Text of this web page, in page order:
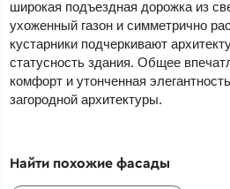
широкая подъездная дорожка из
ухоженный газон и симметрично
кустарники подчеркивают
статусность здания. Общее
комфорт и утонченная
загородной архитектуры.
Найти похожие фасады